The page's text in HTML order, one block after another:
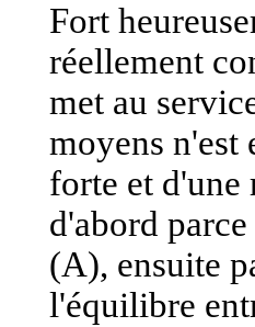
Fort
réellement
met au
moyens n'est
forte et d'une
d'abord
(A), ensuite
l'équilibre